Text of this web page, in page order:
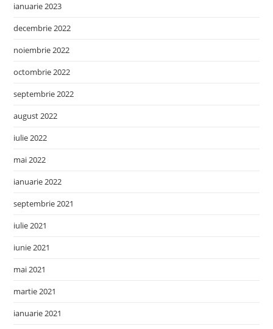
ianuarie 2023
decembrie 2022
noiembrie 2022
octombrie 2022
septembrie 2022
august 2022
iulie 2022
mai 2022
ianuarie 2022
septembrie 2021
iulie 2021
iunie 2021
mai 2021
martie 2021
ianuarie 2021